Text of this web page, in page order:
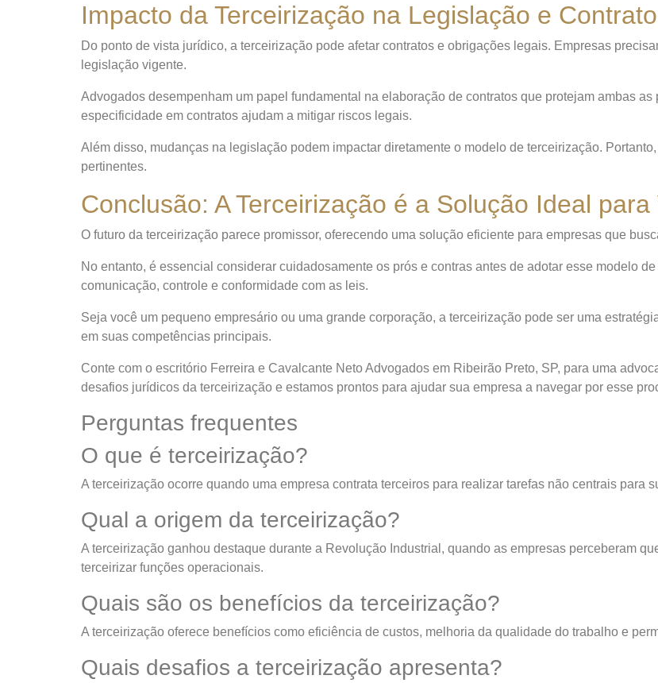
Impacto da Terceirização na Legislação e
Do ponto de vista jurídico, a terceirização pode afetar contratos e obrigações legais. Empresas
legislação vigente.
Advogados desempenham um papel fundamental na elaboração de contratos que protejam ambas
especificidade em contratos ajudam a mitigar riscos legais.
Além disso, mudanças na legislação podem impactar diretamente o modelo de terceirização.
pertinentes.
Conclusão: A Terceirização é a Solução Ideal para
O futuro da terceirização parece promissor, oferecendo uma solução eficiente para empresas que
No entanto, é essencial considerar cuidadosamente os prós e contras antes de adotar esse modelo
comunicação, controle e conformidade com as leis.
Seja você um pequeno empresário ou uma grande corporação, a terceirização pode ser uma
em suas competências principais.
Conte com o escritório Ferreira e Cavalcante Neto Advogados em Ribeirão Preto, SP, para uma
desafios jurídicos da terceirização e estamos prontos para ajudar sua empresa a navegar por esse
Perguntas frequentes
O que é terceirização?
A terceirização ocorre quando uma empresa contrata terceiros para realizar tarefas não centrais para
Qual a origem da terceirização?
A terceirização ganhou destaque durante a Revolução Industrial, quando as empresas perceberam
terceirizar funções operacionais.
Quais são os benefícios da terceirização?
A terceirização oferece benefícios como eficiência de custos, melhoria da qualidade do trabalho e
Quais desafios a terceirização apresenta?